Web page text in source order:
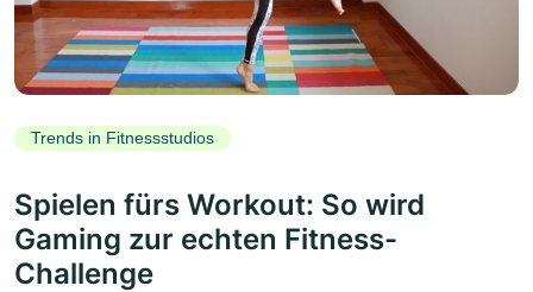
Trends in Fitnessstudios
Spielen fürs Workout: So wird
Gaming zur echten Fitness-
Challenge